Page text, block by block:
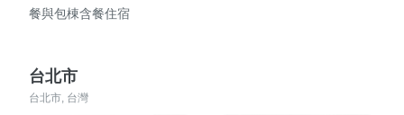
餐與包棟含餐住宿
台北市
台北市, 台灣